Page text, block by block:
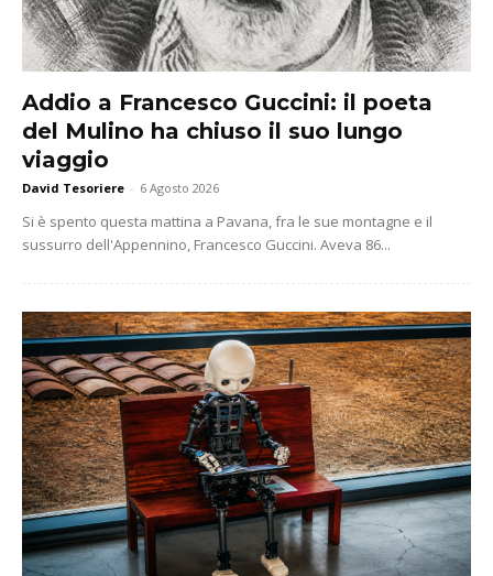
Addio a Francesco Guccini: il poeta
del Mulino ha chiuso il suo lungo
viaggio
David Tesoriere - 6 Agosto 2026
Si è spento questa mattina a Pavana, fra le sue montagne e il
sussurro dell'Appennino, Francesco Guccini. Aveva 86...